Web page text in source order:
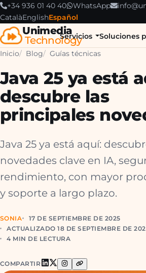
+34 936 01 40 40 WhatsApp
CatalàEnglishEspañol
Unimedia
Technology
Servicios Soluciones
Inicio Blog Guías técnicas
Java 25 ya está
descubre las
principales
Java 25 ya está aquí:
novedades clave en IA,
rendimiento, con mayor
y soporte a largo plazo.
SONIA
17 DE SEPTIEMBRE DE 2025
ACTUALIZADO 18 DE SEPTIEMBRE DE
4 MIN DE LECTURA
COMPARTIR